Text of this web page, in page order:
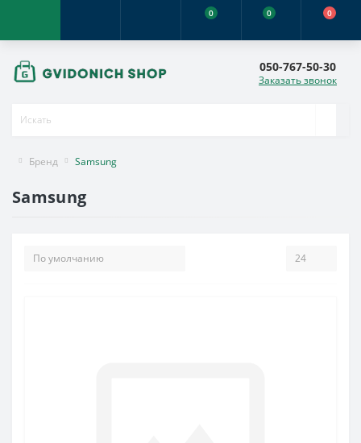
0 0 0
050-767-50-30
Заказать звонок
Бренд Samsung
Samsung